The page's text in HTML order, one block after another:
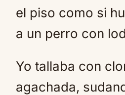
el piso como si
a un perro con
Yo tallaba con
agachada,